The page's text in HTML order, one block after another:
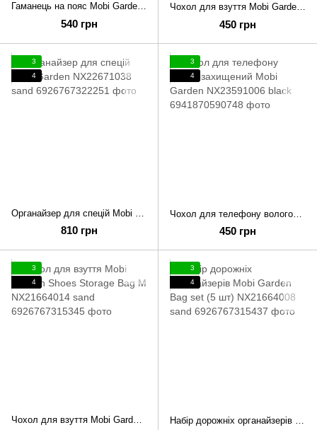
Гаманець на пояс Mobi Garden ID bag NX21664020 khaki
540 грн
Чохол для взуття Mobi Garden Shoes storage bag M NX21664014 black
450 грн
3
4
810 грн
3
4
450 грн
3
4
Чохол для взуття Mobi Garden Shoes Storage Bag M NX21664014 sand
3
4
Набір дорожніх органайзерів Mobi Garden Bag set (5 шт) NX21664008 sand